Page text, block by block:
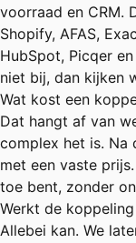
voorraad en CRM.
Shopify, AFAS,
HubSpot, Picqer
niet bij, dan kijken
Wat kost een
Dat hangt af van
complex het is. Na
met een vaste
toe bent, zonder
Werkt de
Allebei kan. We